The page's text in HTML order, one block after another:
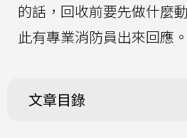
的話，回收前要先做什麼
此有專業消防員出來回應。
文章目錄